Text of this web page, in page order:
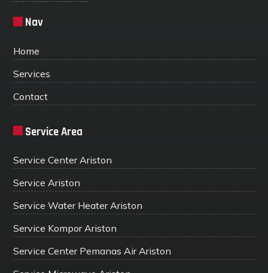
Nav
Home
Services
Contact
Service Area
Service Center Ariston
Service Ariston
Service Water Heater Ariston
Service Kompor Ariston
Service Center Pemanas Air Ariston